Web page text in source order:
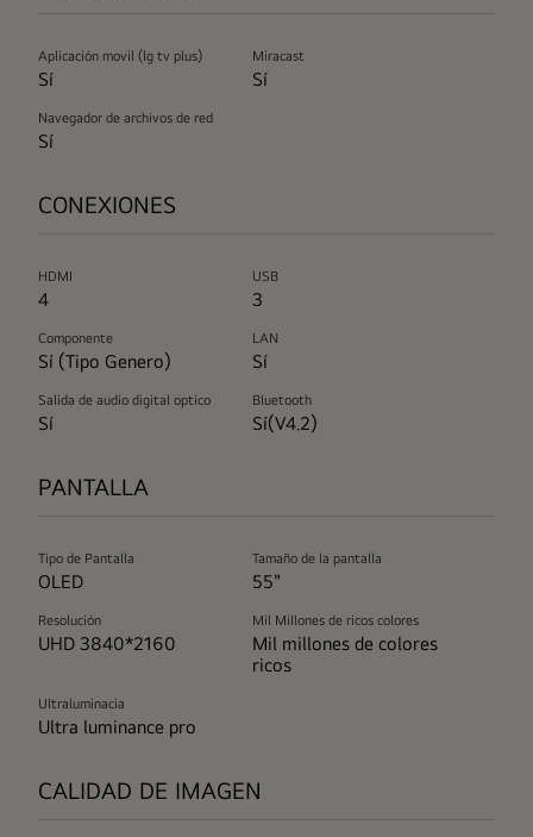
Aplicación movil (lg tv plus)
Sí
Miracast
Sí
Navegador de archivos de red
Sí
CONEXIONES
HDMI
4
USB
3
Componente
Sí (Tipo Genero)
LAN
Sí
Salida de audio digital optico
Sí
Bluetooth
Sí(V4.2)
PANTALLA
Tipo de Pantalla
OLED
Tamaño de la pantalla
55"
Resolución
UHD 3840*2160
Mil Millones de ricos colores
Mil millones de colores
ricos
Ultraluminacia
Ultra luminance pro
CALIDAD DE IMAGEN